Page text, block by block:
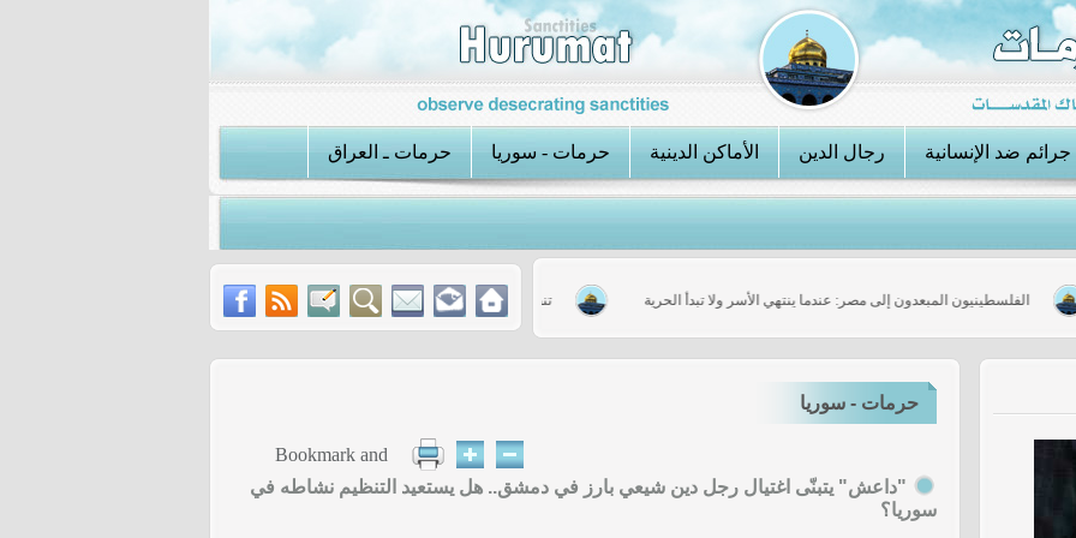
جرائم ضد الإنسانية رجال الدين الأماكن الدينية حرمات - سوريا حرمات ـ العراق
الفلسطينيون المبعدون إلى مصر: عندما ينتهي الأسر ولا تبدأ الحرية تنظيم داعش يعلن مسؤوليته عن اغتيال أحد مسؤولي طالبان في أفغانستان
حرمات - سوريا
"داعش" يتبنّى اغتيال رجل دين شيعي بارز في دمشق.. هل يستعيد التنظيم نشاطه في
سوريا؟